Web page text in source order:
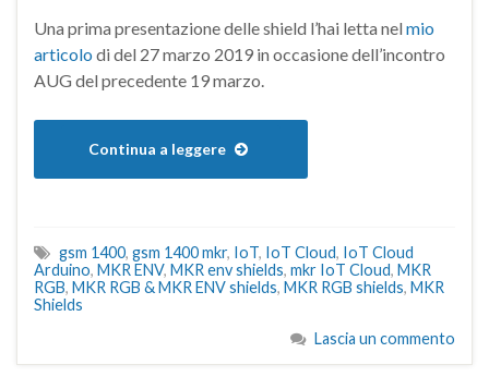
Una prima presentazione delle shield l’hai letta nel mio
articolo di del 27 marzo 2019 in occasione dell’incontro
AUG del precedente 19 marzo.
Continua a leggere
gsm 1400, gsm 1400 mkr, IoT, IoT Cloud, IoT Cloud
Arduino, MKR ENV, MKR env shields, mkr IoT Cloud, MKR
RGB, MKR RGB & MKR ENV shields, MKR RGB shields, MKR
Shields
Lascia un commento